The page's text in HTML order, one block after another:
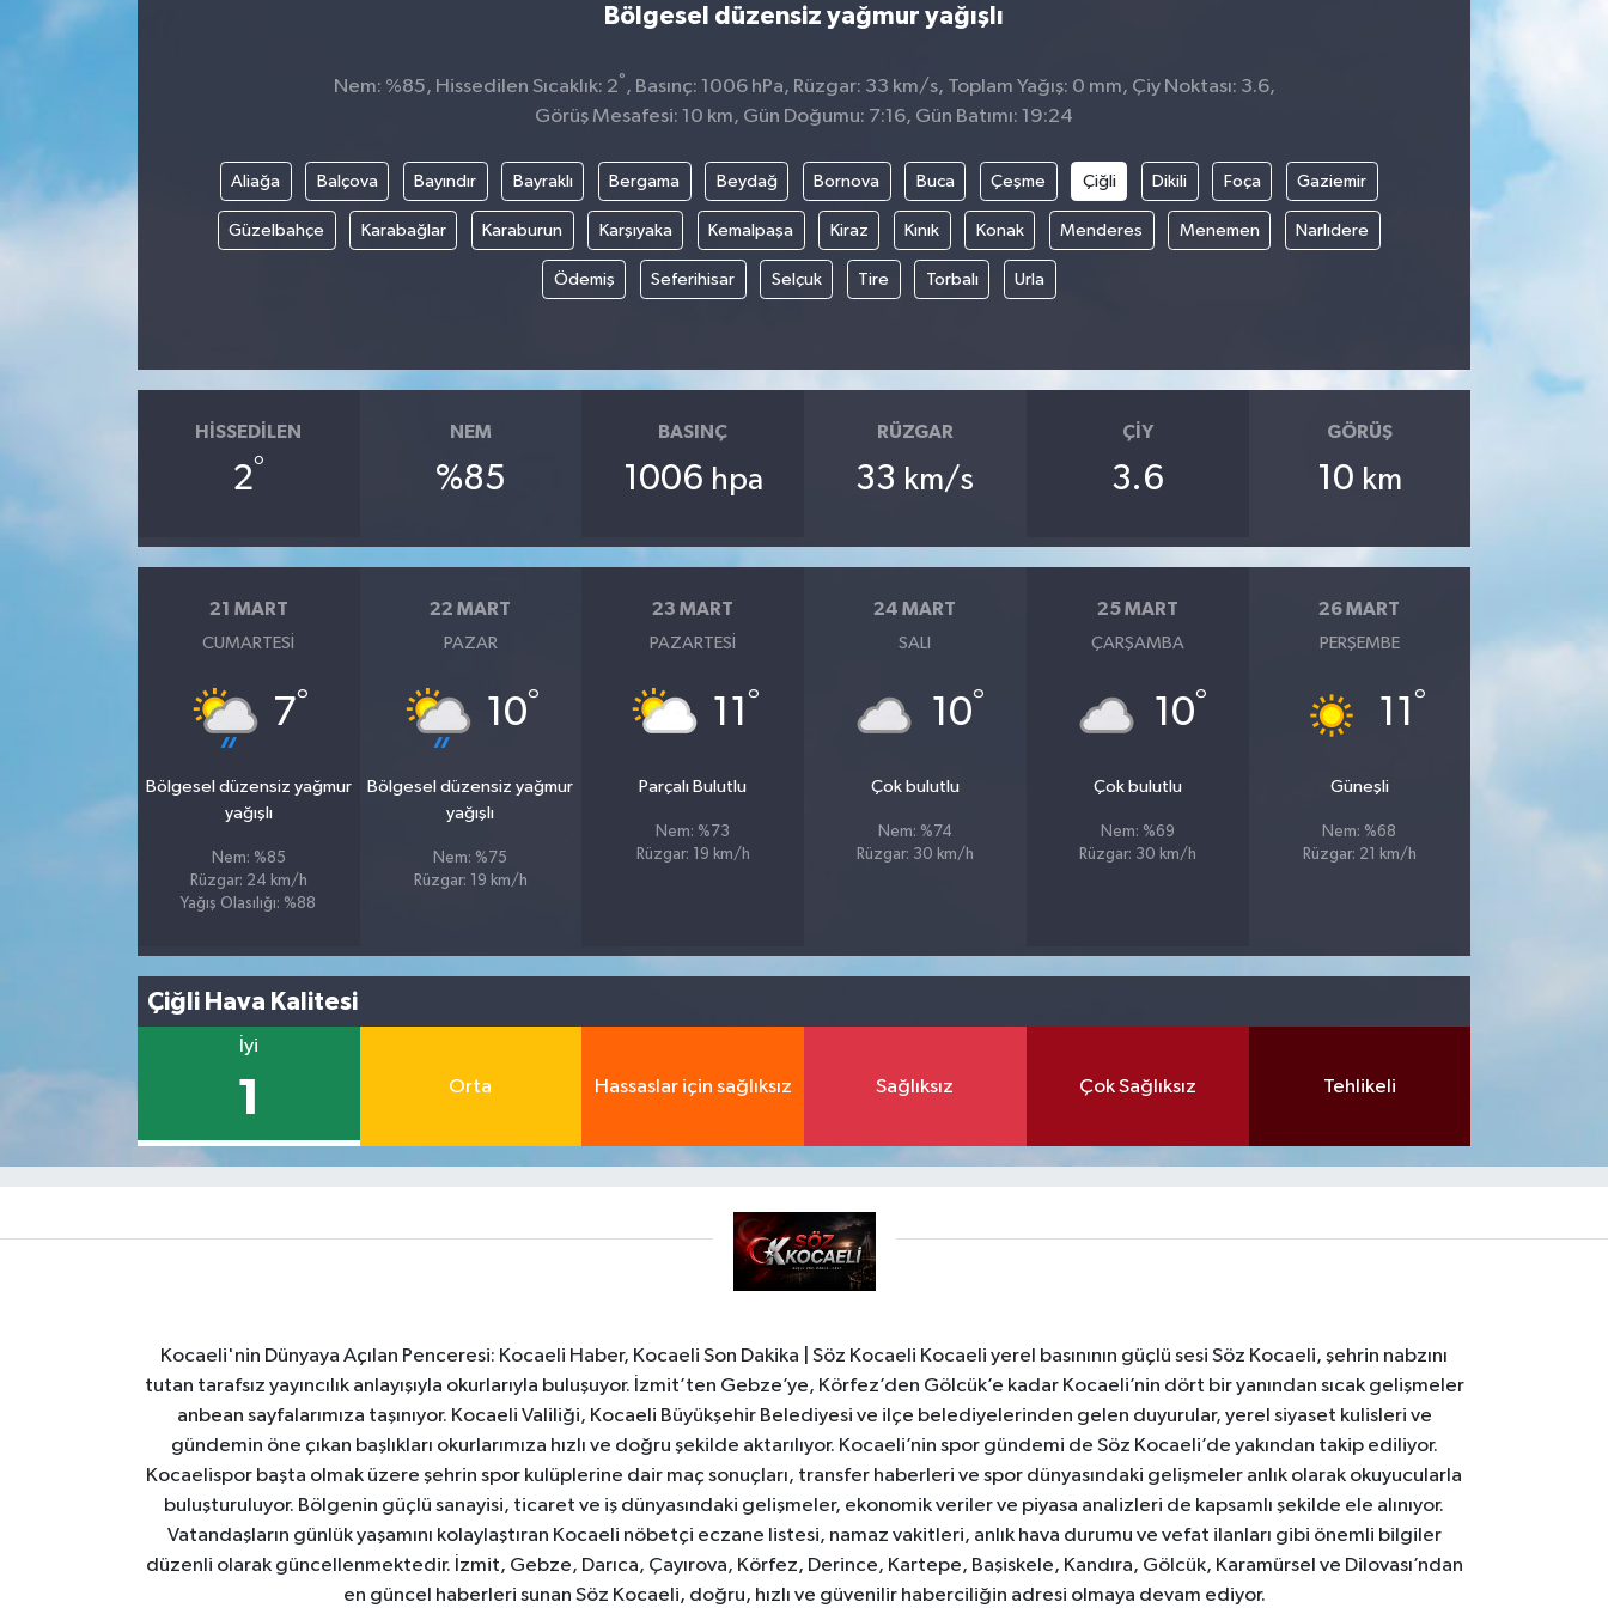
Bölgesel düzensiz yağmur yağışlı
Nem: %85, Hissedilen Sıcaklık: 2° , Basınç: 1006 hPa, Rüzgar: 33 km/s, Toplam Yağış: 0 mm, Çiy Noktası: 3.6,
Görüş Mesafesi: 10 km, Gün Doğumu: 7:16, Gün Batımı: 19:24
Aliağa Balçova Bayındır Bayraklı Bergama Beydağ Bornova Buca Çeşme Çiğli Dikili Foça Gaziemir
Güzelbahçe Karabağlar Karaburun Karşıyaka Kemalpaşa Kiraz Kınık Konak Menderes Menemen Narlıdere
Ödemiş Seferihisar Selçuk Tire Torbalı Urla
HISSEDILEN
2°
NEM
%85
BASINÇ
1006 hpa
RÜZGAR
33 km/s
ÇIY
3.6
GÖRÜŞ
10 km
21 MART
CUMARTESI
7°
Bölgesel düzensiz yağmur
yağışlı
Nem: %85
Rüzgar: 24 km/h
Yağış Olasılığı: %88
22 MART
PAZAR
10°
Bölgesel düzensiz yağmur
yağışlı
Nem: %75
Rüzgar: 19 km/h
23 MART
PAZARTESI
11 °
Parçalı Bulutlu
Nem: %73
Rüzgar: 19 km/h
24 MART
SALI
10°
Çok bulutlu
Nem: %74
Rüzgar: 30 km/h
25 MART
ÇARŞAMBA
10°
Çok bulutlu
Nem: %69
Rüzgar: 30 km/h
26 MART
PERŞEMBE
11 °
Güneşli
Nem: %68
Rüzgar: 21 km/h
Çiğli Hava Kalitesi
İyi
1 Orta Hassaslar için sağlıksız Sağlıksız Çok Sağlıksız Tehlikeli
Kocaeli'nin Dünyaya Açılan Penceresi: Kocaeli Haber, Kocaeli Son Dakika | Söz Kocaeli Kocaeli yerel basınının güçlü sesi Söz Kocaeli, şehrin nabzını
tutan tarafsız yayıncılık anlayışıyla okurlarıyla buluşuyor. İzmit’ten Gebze’ye, Körfez’den Gölcük’e kadar Kocaeli’nin dört bir yanından sıcak gelişmeler
anbean sayfalarımıza taşınıyor. Kocaeli Valiliği, Kocaeli Büyükşehir Belediyesi ve ilçe belediyelerinden gelen duyurular, yerel siyaset kulisleri ve
gündemin öne çıkan başlıkları okurlarımıza hızlı ve doğru şekilde aktarılıyor. Kocaeli’nin spor gündemi de Söz Kocaeli’de yakından takip ediliyor.
Kocaelispor başta olmak üzere şehrin spor kulüplerine dair maç sonuçları, transfer haberleri ve spor dünyasındaki gelişmeler anlık olarak okuyucularla
buluşturuluyor. Bölgenin güçlü sanayisi, ticaret ve iş dünyasındaki gelişmeler, ekonomik veriler ve piyasa analizleri de kapsamlı şekilde ele alınıyor.
Vatandaşların günlük yaşamını kolaylaştıran Kocaeli nöbetçi eczane listesi, namaz vakitleri, anlık hava durumu ve vefat ilanları gibi önemli bilgiler
düzenli olarak güncellenmektedir. İzmit, Gebze, Darıca, Çayırova, Körfez, Derince, Kartepe, Başiskele, Kandıra, Gölcük, Karamürsel ve Dilovası’ndan
en güncel haberleri sunan Söz Kocaeli, doğru, hızlı ve güvenilir haberciliğin adresi olmaya devam ediyor.